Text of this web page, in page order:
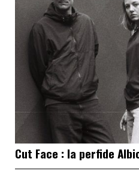
Cut Face : la perfide